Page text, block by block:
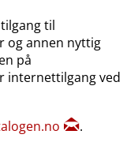
til
og annen nyttig
på
internettilgang ved
.